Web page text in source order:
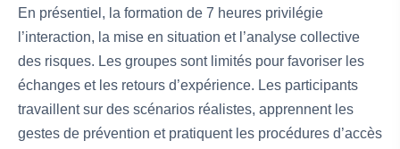
En présentiel, la formation de 7 heures privilégie
l’interaction, la mise en situation et l’analyse collective
des risques. Les groupes sont limités pour favoriser les
échanges et les retours d’expérience. Les participants
travaillent sur des scénarios réalistes, apprennent les
gestes de prévention et pratiquent les procédures d’accès